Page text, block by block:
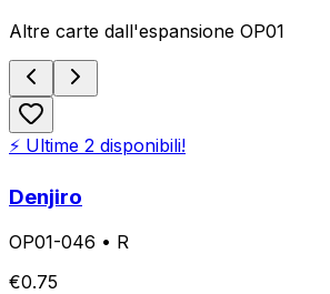
Altre carte dall'espansione OP01
⚡ Ultime 2 disponibili!
Denjiro
OP01-046 • R
€0.75